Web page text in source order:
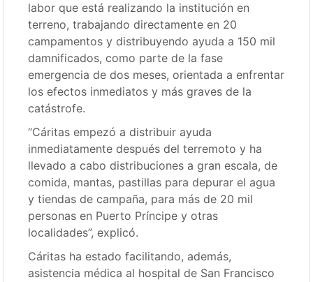
labor que está realizando la institución en
terreno, trabajando directamente en 20
campamentos y distribuyendo ayuda a 150 mil
damnificados, como parte de la fase
emergencia de dos meses, orientada a enfrentar
los efectos inmediatos y más graves de la
catástrofe.
“Cáritas empezó a distribuir ayuda
inmediatamente después del terremoto y ha
llevado a cabo distribuciones a gran escala, de
comida, mantas, pastillas para depurar el agua
y tiendas de campaña, para más de 20 mil
personas en Puerto Príncipe y otras
localidades”, explicó.
Cáritas ha estado facilitando, además,
asistencia médica al hospital de San Francisco